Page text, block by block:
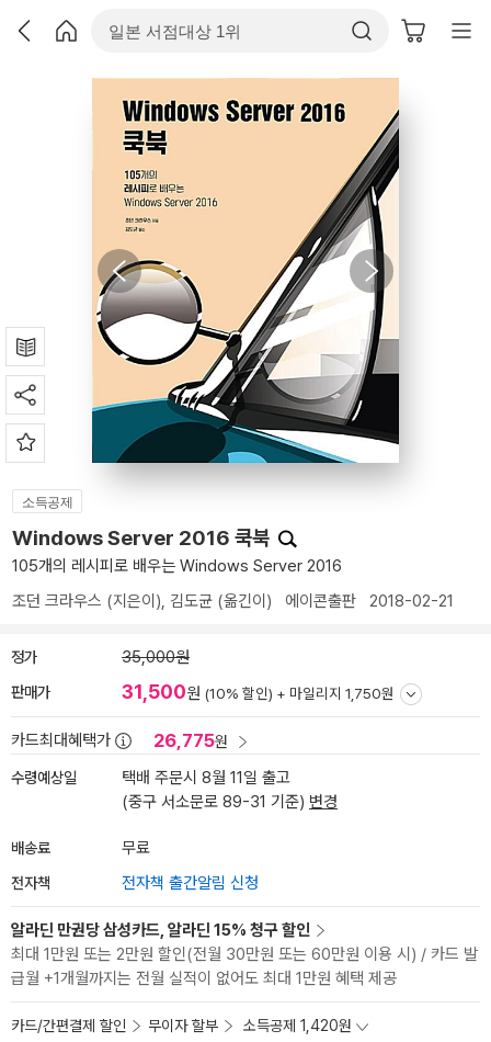
소득공제
Windows Server 2016 쿡북
105개의 레시피로 배우는 Windows Server 2016
조던 크라우스 (지은이), 김도균 (옮긴이) 에이콘출판 2018-02-21
정가 35,000원
판매가 31,500원 (10% 할인) + 마일리지 1,750원
카드최대혜택가 26,775원
수령예상일
택배 주문시 8월 11일 출고
(중구 서소문로 89-31 기준) 변경
배송료 무료
전자책 전자책 출간알림 신청
알라딘 만권당 삼성카드, 알라딘 15% 청구 할인
최대 1만원 또는 2만원 할인(전월 30만원 또는 60만원 이용 시) / 카드 발
급월 +1개월까지는 전월 실적이 없어도 최대 1만원 혜택 제공
카드/간편결제 할인 무이자 할부 소득공제 1,420원